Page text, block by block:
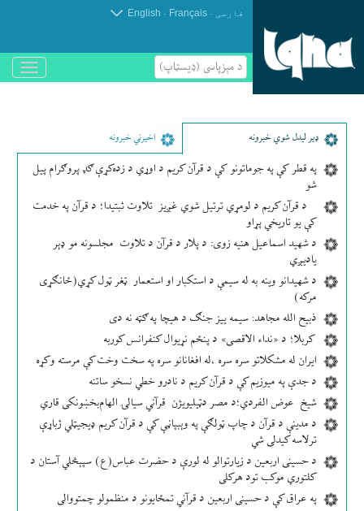
فارسی .
Français
.
English
د مېزپاسى (ډیسټاپ)
باز
و
ډير لیدل شوي خبرونه اخیرني خبرونه
په قطر کې په جوماتونو کې د قرآن کریم د اوړي د زده‌کړې ګډ پروګرام پیل
شو
د قرآن کریم د لومړي ترتیل شوي غږیز تلاوت ثبتیدا؛ د قرآن په خدمت
کې یو تاریخي پړاو
د شهید اسماعیل هنیه زوی: د پلار د قرآن د تلاوت مجلسونه مو ډېر
یادیږي
د شهیدانو وینه به له سیمې د استکبار او استعمار ټغر ټول کړي(ځانګړی
مرکه)
ذبیح الله مجاهد: سیمه ییز جنګ د هیچا په ګټه نه دی
کربلا؛ د «نداء الاقصی» د پنځم نړیوال کنفرانس کوربه
ایران له مشکلاتو سره سره ،له افغانانو سره په سخت وخت کې مرسته وکړه
د جدې په میوزیم کې د قرآن کریم د نادرو خطي نسخو ساتنه
شیخ عوض الفردي؛د مصر دټيلیویژن قرآني سیالۍ الهام‌بخښونکی قاري
د مدینې د قرآن د چاپ ټولګې په وېبپاڼې کې د قرآن کریم ډیجیټلي ژباړې
ترلاسه کیدلی شي
د حسینی اربعین د زیارتوالو له لورې د حضرت عباس(ع) سپېڅلي آستان د
کلتوري موکب تود هرکلی
په عراق کې د حسینی اربعین د قرآني تمځایونو د منظمولو چمتووالی